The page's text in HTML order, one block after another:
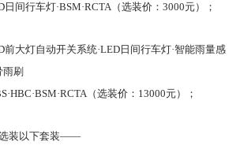
间行车灯·BSM·RCTA（选装价：3000元）；
前大灯自动开关系统·LED日间行车灯·智能雨量感
刷
（选装价：13000元）；
选装以下套装——